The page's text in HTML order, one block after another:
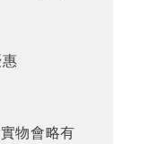
物會略有